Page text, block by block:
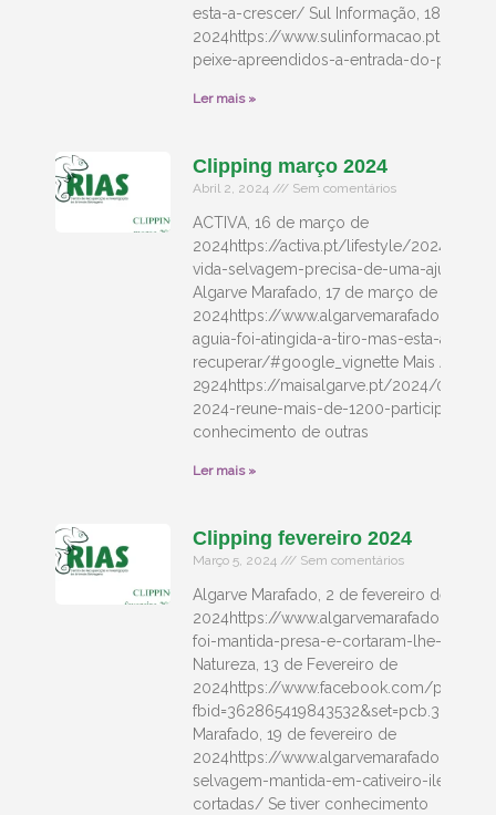
esta-a-crescer/ Sul Informação, 18 de
2024https://www.sulinformacao.pt/
peixe-apreendidos-a-entrada-do-porto-
Ler mais »
Clipping março 2024
Abril 2, 2024 Sem comentários
ACTIVA, 16 de março de
2024https://activa.pt/lifestyle/2024-03-
vida-selvagem-precisa-de-uma-ajuda/
Algarve Marafado, 17 de março de
2024https://www.algarvemarafado.com/
aguia-foi-atingida-a-tiro-mas-esta-a-
recuperar/#google_vignette Mais
2924https://maisalgarve.pt/2024/03/18/
2024-reune-mais-de-1200-participantes/
conhecimento de outras
Ler mais »
Clipping fevereiro 2024
Março 5, 2024 Sem comentários
Algarve Marafado, 2 de fevereiro de
2024https://
foi-mantida-presa-e-cortaram-lhe-as-
Natureza, 13 de Fevereiro de
2024https://www.facebook.com/photo/?
Marafado, 19 de fevereiro de
2024https://www.algarvemarafado.com/
selvagem-mantida-em-cativeiro-ilegal-
cortadas/ Se tiver conhecimento